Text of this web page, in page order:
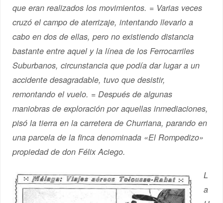
que eran realizados los movimientos. = Varias veces
cruzó el campo de aterrizaje, intentando llevarlo a
cabo en dos de ellas, pero no existiendo distancia
bastante entre aquel y la línea de los Ferrocarriles
Suburbanos, circunstancia que podía dar lugar a un
accidente desagradable, tuvo que desistir,
remontando el vuelo. = Después de algunas
maniobras de exploración por aquellas inmediaciones,
pisó la tierra en la carretera de Churriana, parando en
una parcela de la finca denominada «El Rompedizo»
propiedad de don Félix Aciego.
L
a